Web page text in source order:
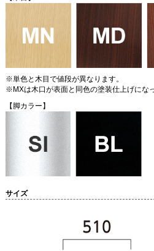
※単色と木目で値段が異なります。
※MXは木口が表面と同色の塗装仕上げにな
【脚カラー】
サイズ